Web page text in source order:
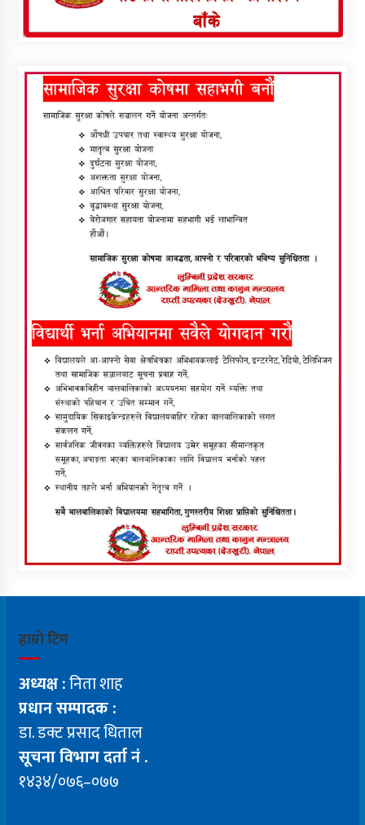
हाम्रो टिम
अध्यक्ष :निता शाह
प्रधान सम्पादक :
डा. डक्ट प्रसाद धिताल
सूचना विभाग दर्ता नं .
१४३४/०७६–०७७